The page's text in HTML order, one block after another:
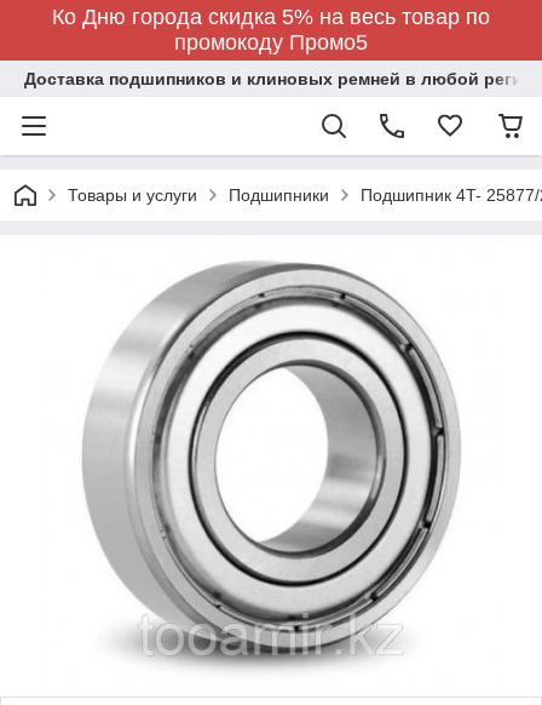
Ко Дню города скидка 5% на весь товар по
промокоду Промо5
Доставка подшипников и клиновых ремней в любой регион
Товары и услуги Подшипники Подшипник 4T-